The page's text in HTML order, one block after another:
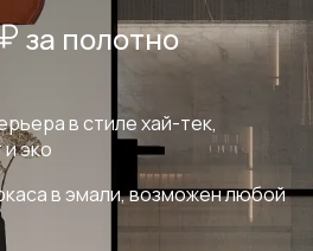
за полотно
в стиле хай-тек,
эко
в эмали, возможен любой